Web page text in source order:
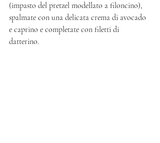
(impasto del pretzel modellato a filoncino),
spalmate con una delicata crema di avocado
e caprino e completate con filetti di
datterino.